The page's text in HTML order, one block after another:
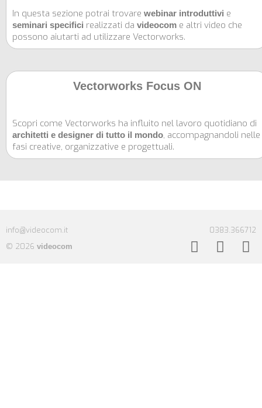
In questa sezione potrai trovare webinar introduttivi e
seminari specifici realizzati da videocom e altri video che
possono aiutarti ad utilizzare Vectorworks.
Vectorworks Focus ON
Scopri come Vectorworks ha influito nel lavoro quotidiano di
architetti e designer di tutto il mondo, accompagnandoli nelle
fasi creative, organizzative e progettuali.
info@videocom.it
0383.366712
© 2026 videocom